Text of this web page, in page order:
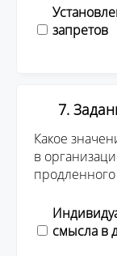
запретов
7.
Какое
в
продленного
смысла в